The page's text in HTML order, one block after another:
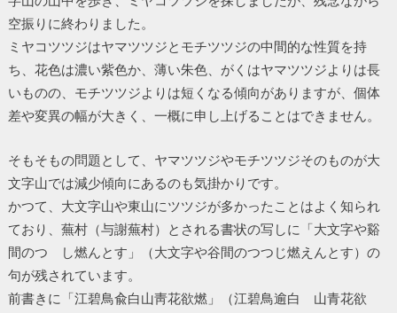
空振りに終わりました。
ミヤコツツジはヤマツツジとモチツツジの中間的な性質を持
ち、花色は濃い紫色か、薄い朱色、がくはヤマツツジよりは長
いものの、モチツツジよりは短くなる傾向がありますが、個体
差や変異の幅が大きく、一概に申し上げることはできません。
そもそもの問題として、ヤマツツジやモチツツジそのものが大
文字山では減少傾向にあるのも気掛かりです。
かつて、大文字山や東山にツツジが多かったことはよく知られ
ており、蕪村（与謝蕪村）とされる書状の写しに「大文字や谿
間のつゝし燃んとす」（大文字や谷間のつつじ燃えんとす）の
句が残されています。
前書きに「江碧鳥兪白山靑花欲燃」（江碧鳥逾白 山青花欲